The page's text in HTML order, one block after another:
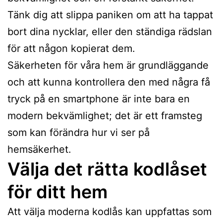
Tänk dig att slippa paniken om att ha tappat
bort dina nycklar, eller den ständiga rädslan
för att någon kopierat dem.
Säkerheten för våra hem är grundläggande
och att kunna kontrollera den med några få
tryck på en smartphone är inte bara en
modern bekvämlighet; det är ett framsteg
som kan förändra hur vi ser på
hemsäkerhet.
Välja det rätta kodlåset
för ditt hem
Att välja moderna kodlås kan uppfattas som